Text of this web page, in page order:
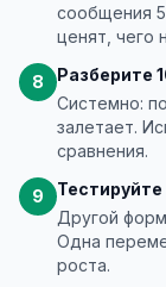
сообщения
ценят, чего
8
Разберите
Системно:
залетает.
сравнения.
9
Другой
Одна
роста.